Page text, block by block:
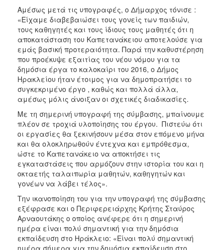
Αμέσως μετά τις υπογραφές, ο Δήμαρχος τόνισε :
«Είχαμε διαβεβαιώσει τους γονείς των παιδιών,
τους καθηγητές και τους ίδιους τους μαθητές ότι η
αποκατάσταση του Καπετανάκειου αποτελούσε για
εμάς βασική προτεραιότητα. Παρά την καθυστέρηση
που προέκυψε εξαιτίας του νέου νόμου για τα
δημόσια έργα το καλοκαίρι του 2016, ο Δήμος
Ηρακλείου ήταν έτοιμος για να δημοπρατήσει το
συγκεκριμένο έργο , καθώς και πολλά άλλα,
αμέσως μόλις άνοιξαν οι σχετικές διαδικασίες.
Με τη σημερινή υπογραφή της σύμβασης, μπαίνουμε
πλέον σε τροχιά υλοποίησης του έργου. Πιστεύω ότι
οι εργασίες θα ξεκινήσουν μέσα στον επόμενο μήνα
και θα ολοκληρωθούν έντεχνα και εμπρόθεσμα,
ώστε το Καπετανάκειο να αποκτήσει τις
εγκαταστάσεις που αρμόζουν στην ιστορία του και η
οκταετής ταλαιπωρία μαθητών, καθηγητών και
γονέων να λάβει τέλος».
Την ικανοποίηση του για την υπογραφή της σύμβασης
εξέφρασε και ο Περιφερειάρχης Κρήτης Σταύρος
Αρναουτάκης ο οποίος ανέφερε ότι η σημερινή
ημέρα είναι πολύ σημαντική για την δημόσια
εκπαίδευση στο Ηράκλειο: «Είναι πολύ σημαντική
ημέρα σήμερα για την δημόσια εκπαίδευση στο